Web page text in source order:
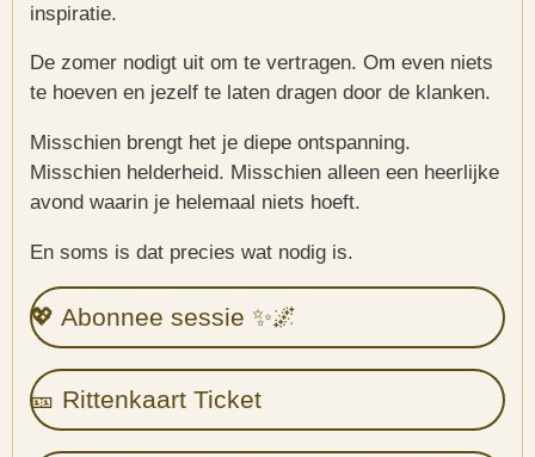
inspiratie.
De zomer nodigt uit om te vertragen. Om even niets
te hoeven en jezelf te laten dragen door de klanken.
Misschien brengt het je diepe ontspanning.
Misschien helderheid. Misschien alleen een heerlijke
avond waarin je helemaal niets hoeft.
En soms is dat precies wat nodig is.
💖 Abonnee sessie ✨🌌
🎫 Rittenkaart Ticket